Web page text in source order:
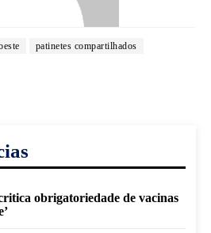
patinetes compartilhados
obrigatoriedade de vacinas